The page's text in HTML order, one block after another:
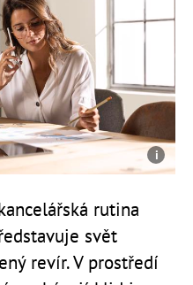
rutina
svět
revír. V prostředí